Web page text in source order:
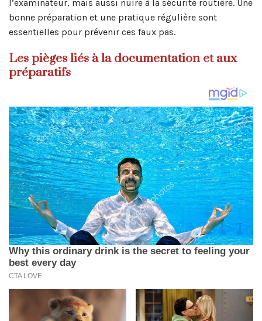
l’examinateur, mais aussi nuire à la sécurité routière. Une
bonne préparation et une pratique régulière sont
essentielles pour prévenir ces faux pas.
Les pièges liés à la documentation et aux
préparatifs